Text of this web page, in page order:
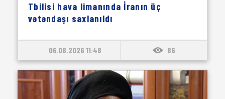
Tbilisi hava limanında İranın üç
vətəndaşı saxlanıldı
06.08.2026 11:48 86